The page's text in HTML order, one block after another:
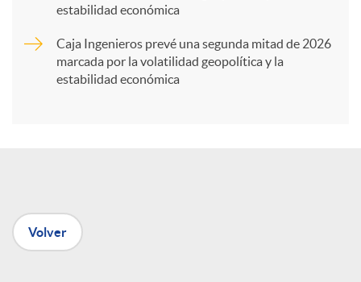
n
estabilidad económica
Caja Ingenieros prevé una segunda mitad de 2026
marcada por la volatilidad geopolítica y la
estabilidad económica
Volver